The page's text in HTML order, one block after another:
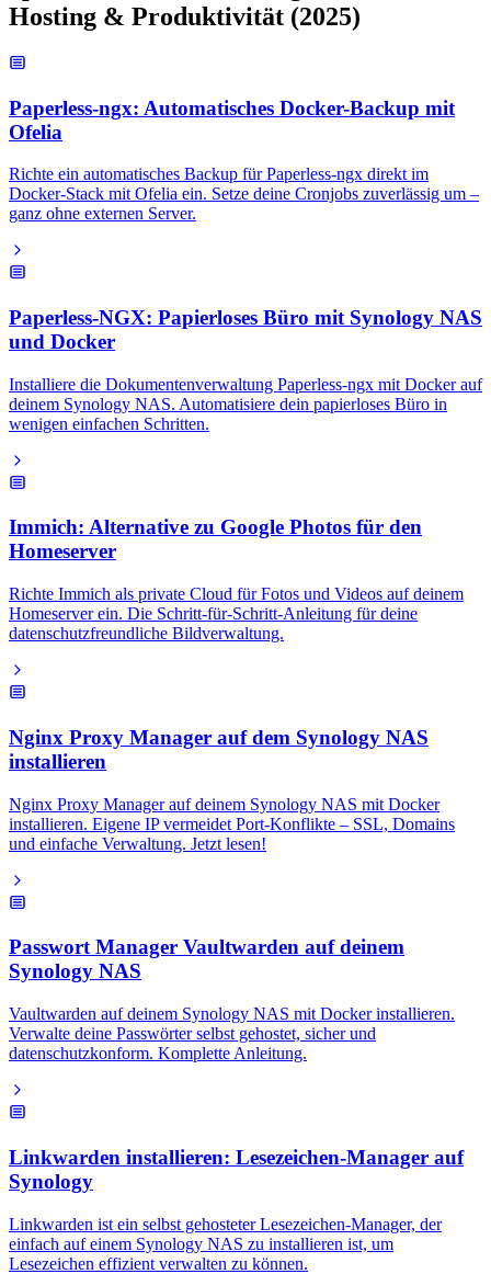
Hosting & Produktivität (2025)
Paperless-ngx: Automatisches Docker-Backup mit
Ofelia
Richte ein automatisches Backup für Paperless-ngx direkt im
Docker-Stack mit Ofelia ein. Setze deine Cronjobs zuverlässig um –
ganz ohne externen Server.
Paperless-NGX: Papierloses Büro mit Synology NAS
und Docker
Installiere die Dokumentenverwaltung Paperless-ngx mit Docker auf
deinem Synology NAS. Automatisiere dein papierloses Büro in
wenigen einfachen Schritten.
Immich: Alternative zu Google Photos für den
Homeserver
Richte Immich als private Cloud für Fotos und Videos auf deinem
Homeserver ein. Die Schritt-für-Schritt-Anleitung für deine
datenschutzfreundliche Bildverwaltung.
Nginx Proxy Manager auf dem Synology NAS
installieren
Nginx Proxy Manager auf deinem Synology NAS mit Docker
installieren. Eigene IP vermeidet Port-Konflikte – SSL, Domains
und einfache Verwaltung. Jetzt lesen!
Passwort Manager Vaultwarden auf deinem
Synology NAS
Vaultwarden auf deinem Synology NAS mit Docker installieren.
Verwalte deine Passwörter selbst gehostet, sicher und
datenschutzkonform. Komplette Anleitung.
Linkwarden installieren: Lesezeichen-Manager auf
Synology
Linkwarden ist ein selbst gehosteter Lesezeichen-Manager, der
einfach auf einem Synology NAS zu installieren ist, um
Lesezeichen effizient verwalten zu können.